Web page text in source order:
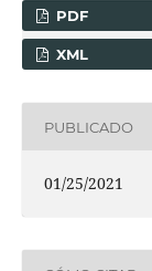
PDF
XML
PUBLICADO
01/25/2021